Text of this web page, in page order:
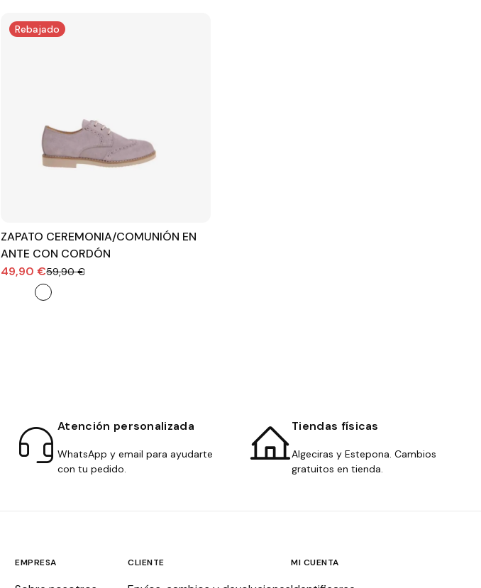
Rebajado
ZAPATO CEREMONIA/COMUNIÓN EN
ANTE CON CORDÓN
49,90 €59,90 €
Atención personalizada
WhatsApp y email para ayudarte
con tu pedido.
Tiendas físicas
Algeciras y Estepona. Cambios
gratuitos en tienda.
EMPRESA CLIENTE MI CUENTA